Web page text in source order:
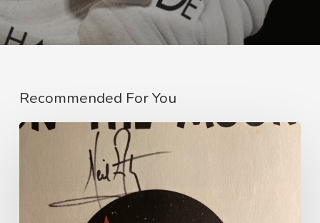
Recommended For You
VENTE